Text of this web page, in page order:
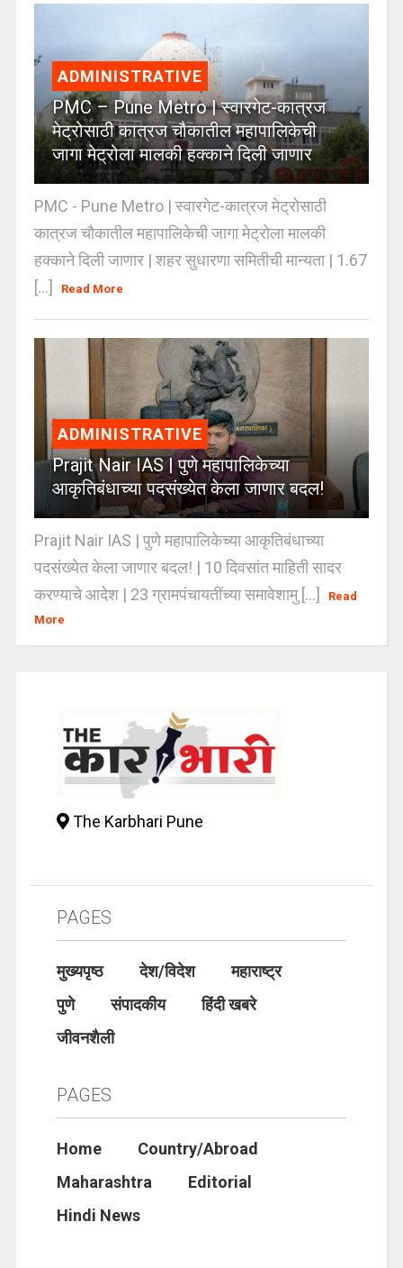
ADMINISTRATIVE
PMC – Pune Metro | स्वारगेट-कात्रज
मेट्रोसाठी कात्रज चौकातील महापालिकेची
जागा मेट्रोला मालकी हक्काने दिली जाणार
PMC - Pune Metro | स्वारगेट-कात्रज मेट्रोसाठी
कात्रज चौकातील महापालिकेची जागा मेट्रोला मालकी
हक्काने दिली जाणार | शहर सुधारणा समितीची मान्यता | 1.67
[...]
Read More
ADMINISTRATIVE
Prajit Nair IAS | पुणे महापालिकेच्या
आकृतिबंधाच्या पदसंख्येत केला जाणार बदल!
Prajit Nair IAS | पुणे महापालिकेच्या आकृतिबंधाच्या
पदसंख्येत केला जाणार बदल! | 10 दिवसांत माहिती सादर
करण्याचे आदेश | 23 ग्रामपंचायतींच्या समावेशामु [...]
Read
More
The Karbhari Pune
PAGES
मुख्यपृष्ठ देश/विदेश
महाराष्ट्र
पुणे
संपादकीय
हिंदी खबरे
जीवनशैली
PAGES
Home
Country/Abroad
Maharashtra
Editorial
Hindi News